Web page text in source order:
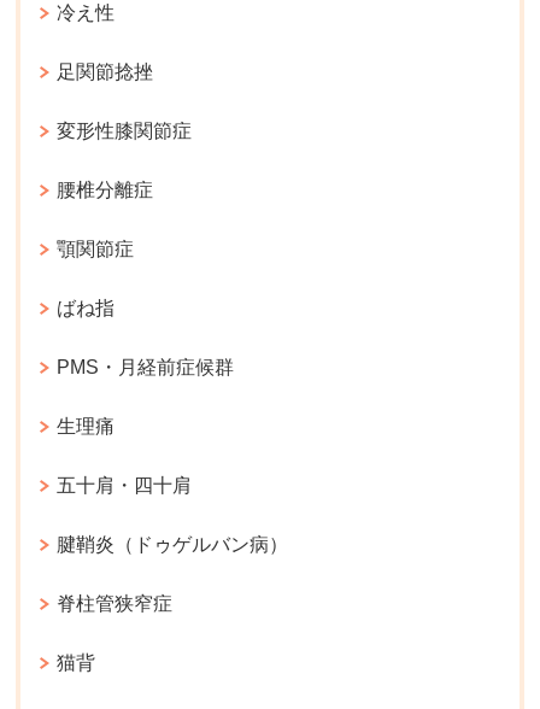
冷え性
足関節捻挫
変形性膝関節症
腰椎分離症
顎関節症
ばね指
PMS・月経前症候群
生理痛
五十肩・四十肩
腱鞘炎（ドゥゲルバン病）
脊柱管狭窄症
猫背